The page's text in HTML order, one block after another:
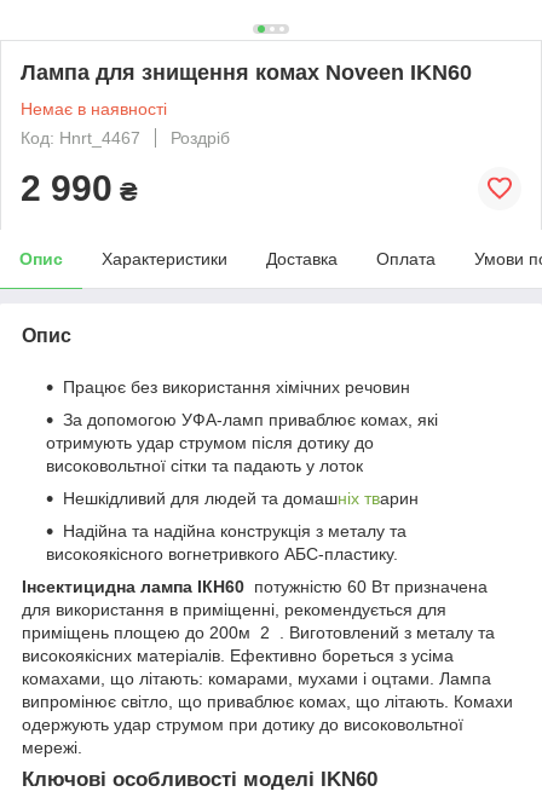
Лампа для знищення комах Noveen IKN60
Немає в наявності
Код: Hnrt_4467
Роздріб
2 990 ₴
Опис Характеристики Доставка Оплата Умови
Опис
Працює без використання хімічних речовин
За допомогою УФА-ламп приваблює комах, які
отримують удар струмом після дотику до
високовольтної сітки та падають у лоток
Нешкідливий для людей та домашніх тварин
Надійна та надійна конструкція з металу та
високоякісного вогнетривкого АБС-пластику.
Інсектицидна лампа ІКН60 потужністю 60 Вт призначена
для використання в приміщенні, рекомендується для
приміщень площею до 200м 2 . Виготовлений з металу та
високоякісних матеріалів. Ефективно бореться з усіма
комахами, що літають: комарами, мухами і оцтами. Лампа
випромінює світло, що приваблює комах, що літають. Комахи
одержують удар струмом при дотику до високовольтної
мережі.
Ключові особливості моделі IKN60